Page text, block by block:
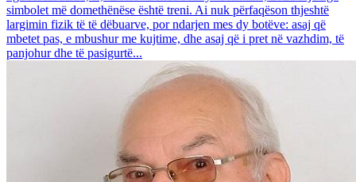
simbolet më domethënëse është treni. Ai nuk përfaqëson thjeshtë
largimin fizik të të dëbuarve, por ndarjen mes dy botëve: asaj që
mbetet pas, e mbushur me kujtime, dhe asaj që i pret në vazhdim, të
panjohur dhe të pasigurtë...